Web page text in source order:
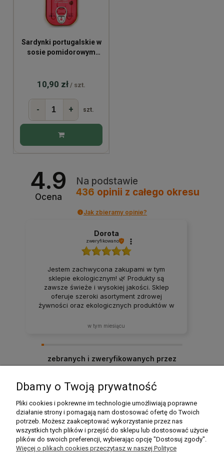
Sardynki portugalskie w
sosie pomidorowym
10,90 zł / szt.
- + szt.
4.9
Ocena
Na podstawie
436 opinii z całego okresu
Jak zbieramy opinie?
Dorota
zweryfikowano
Jestem zachwycona zakupami w tym
sklepie ekologicznym! 🌿 Produkty są
zawsze świeże i wysokiej jakości. Sklep
oferuje szeroki asortyment zdrowej
żywności oraz ekologicznych produktów w
razem docierają w idealnym stanie. Zakupy
w tym miesiącu
zebranych i zweryfikowanych przez
Moje konto
Płatności i dostawa
Dbamy o Twoją prywatność
Pliki cookies i pokrewne im technologie umożliwiają poprawne
działanie strony i pomagają nam dostosować ofertę do Twoich
potrzeb. Możesz zaakceptować wykorzystanie przez nas
wszystkich tych plików i przejść do sklepu lub dostosować użycie
plików do swoich preferencji, wybierając opcję "Dostosuj zgody".
Więcej o plikach cookies przeczytasz w naszej Polityce